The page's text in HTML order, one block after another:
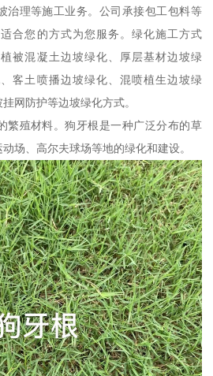
治理等施工业务。公司承接包工包料等
合您的方式为您服务。绿化施工方式
被混凝土边坡绿化、厚层基材边坡绿
客土喷播边坡绿化、混喷植生边坡绿
网防护等边坡绿化方式。
繁殖材料。狗牙根是一种广泛分布的草
场、高尔夫球场等地的绿化和建设。